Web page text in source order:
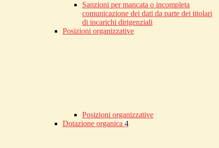
Sanzioni per mancata o incompleta
comunicazione dei dati da parte dei titolari
di incarichi dirigenziali
Posizioni organizzative
Posizioni organizzative
Dotazione organica 4